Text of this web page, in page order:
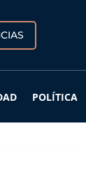
POLÍTICA